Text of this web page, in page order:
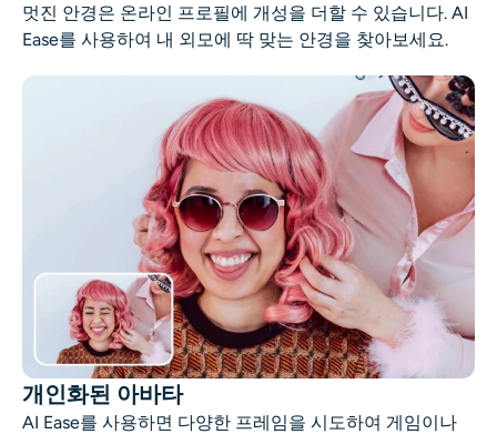
멋진 안경은 온라인 프로필에 개성을 더할 수 있습니다. AI
Ease를 사용하여 내 외모에 딱 맞는 안경을 찾아보세요.
개인화된 아바타
AI Ease를 사용하면 다양한 프레임을 시도하여 게임이나